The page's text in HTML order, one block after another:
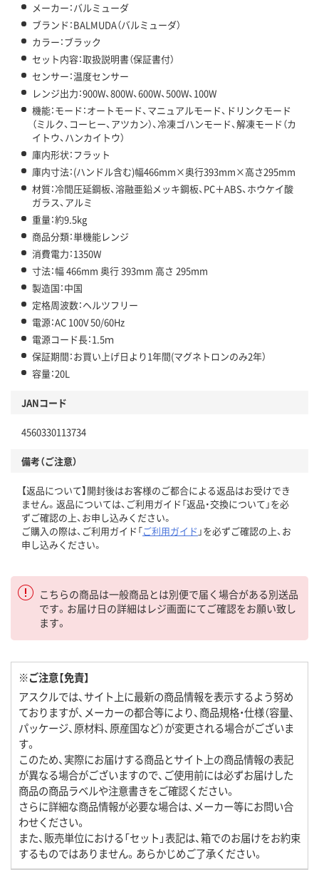
メーカー：バルミューダ
ブランド：BALMUDA（バルミューダ）
カラー：ブラック
セット内容：取扱説明書（保証書付）
センサー：温度センサー
レンジ出力：900W、800W、600W、500W、100W
機能：モード：オートモード、マニュアルモード、ドリンクモード
（ミルク、コーヒー、アツカン）、冷凍ゴハンモード、解凍モード（カ
イトウ、ハンカイトウ）
庫内形状：フラット
庫内寸法：(ハンドル含む)幅466mm×奥行393mm×高さ295mm
材質：冷間圧延鋼板、溶融亜鉛メッキ鋼板、PC＋ABS、ホウケイ酸
ガラス、アルミ
重量：約9.5kg
商品分類：単機能レンジ
消費電力：1350W
寸法：幅 466mm 奥行 393mm 高さ 295mm
製造国：中国
定格周波数：ヘルツフリー
電源：AC 100V 50/60Hz
電源コード長：1.5ｍ
保証期間：お買い上げ日より1年間(マグネトロンのみ2年）
容量：20L
JANコード
4560330113734
備考（ご注意）
【返品について】開封後はお客様のご都合による返品はお受けでき
ません。返品については、ご利用ガイド「返品・交換について」を必
ずご確認の上、お申し込みください。
ご購入の際は、ご利用ガイド「ご利用ガイド 」を必ずご確認の上、お
申し込みください。
こちらの商品は一般商品とは別便で届く場合がある別送品
です。お届け日の詳細はレジ画面にてご確認をお願い致し
ます。
※ご注意【免責】
アスクルでは、サイト上に最新の商品情報を表示するよう努め
ておりますが、メーカーの都合等により、商品規格・仕様（容量、
パッケージ、原材料、原産国など）が変更される場合がございま
す。
このため、実際にお届けする商品とサイト上の商品情報の表記
が異なる場合がございますので、ご使用前には必ずお届けした
商品の商品ラベルや注意書きをご確認ください。
さらに詳細な商品情報が必要な場合は、メーカー等にお問い合
わせください。
また、販売単位における「セット」表記は、箱でのお届けをお約束
するものではありません。あらかじめご了承ください。